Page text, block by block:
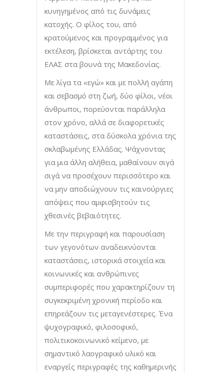
κυνηγημένος από τις δυνάμεις
κατοχής. Ο φίλος του, από
κρατούμενος και προγραμμένος για
εκτέλεση, βρίσκεται αντάρτης του
ΕΛΑΣ στα βουνά της Μακεδονίας.
Με λίγα τα «εγώ» και με πολλή αγάπη
και σεβασμό στη ζωή, δύο φίλοι, νέοι
άνθρωποι, πορεύονται παράλληλα
στον χρόνο, αλλά σε διαφορετικές
καταστάσεις, στα δύσκολα χρόνια της
σκλαβωμένης Ελλάδας. Ψάχνοντας
για μια άλλη αλήθεια, μαθαίνουν σιγά
σιγά να προσέχουν περισσότερο και
να μην αποδιώχνουν τις καινούργιες
απόψεις που αμφισβητούν τις
χθεσινές βεβαιότητες.
Με την περιγραφή και παρουσίαση
των γεγονότων αναδεικνύονται
καταστάσεις, ιστορικά στοιχεία και
κοινωνικές και ανθρώπινες
συμπεριφορές που χαρακτηρίζουν τη
συγκεκριμένη χρονική περίοδο και
επηρεάζουν τις μεταγενέστερες. Ένα
ψυχογραφικό, φιλοσοφικό,
πολιτικοκοινωνικό κείμενο, με
σημαντικό λαογραφικό υλικό και
εναργείς περιγραφές της καθημερινής